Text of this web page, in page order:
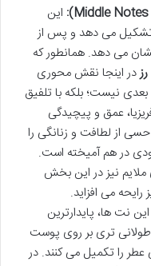
این
می دهد و پس از
می دهد. همانطور که
در اینجا نقش محوری
نیست؛ بلکه با تلفیق
عمق و پیچیدگی
از لطافت و زنانگی را
در هم آمیخته است.
نیز در این بخش
رایحه می افزاید.
این نت ها، پایدارترین
تری بر روی پوست
عطر را تکمیل می کنند. در